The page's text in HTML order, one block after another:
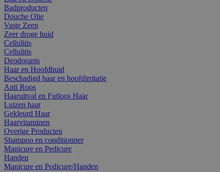
Badproducten
Douche Olie
Vaste Zeep
Zeer droge huid
Cellulitis
Cellulitis
Deodorants
Haar en Hoofdhuid
Beschadigd haar en hoofdirritatie
Anti Roos
Haaruitval en Futloos Haar
Luizen haar
Gekleurd Haar
Haarvitaminen
Overige Producten
Shampoo en conditionner
Manicure en Pedicure
Handen
Manicure en Pedicure/Handen